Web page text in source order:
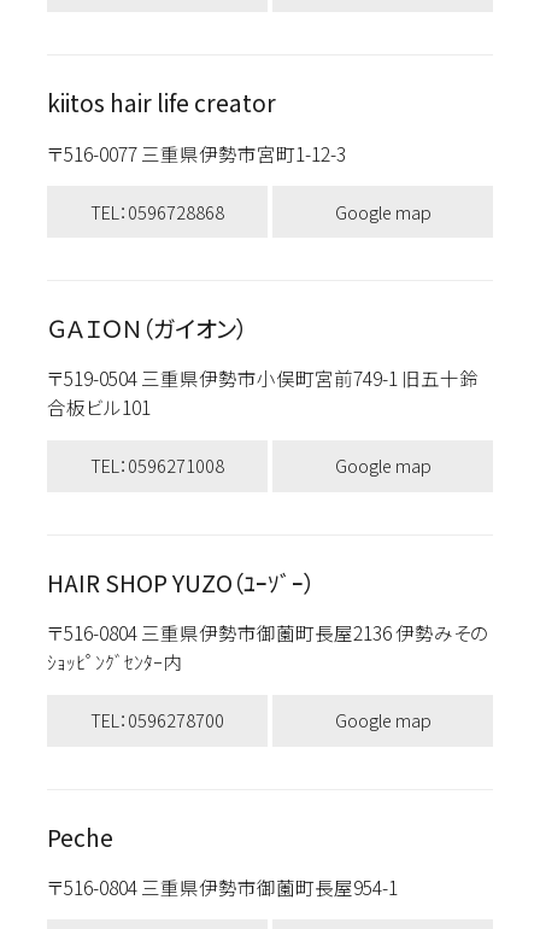
kiitos hair life creator
〒516-0077 三重県伊勢市宮町1-12-3
TEL：0596728868 Google map
ＧＡＩＯＮ（ガイオン）
〒519-0504 三重県伊勢市小俣町宮前749-1 旧五十鈴
合板ビル101
TEL：0596271008 Google map
HAIR SHOP YUZO（ﾕｰｿﾞｰ）
〒516-0804 三重県伊勢市御薗町長屋2136 伊勢みその
ｼｮｯﾋﾟﾝｸﾞｾﾝﾀｰ内
TEL：0596278700 Google map
Peche
〒516-0804 三重県伊勢市御薗町長屋954-1